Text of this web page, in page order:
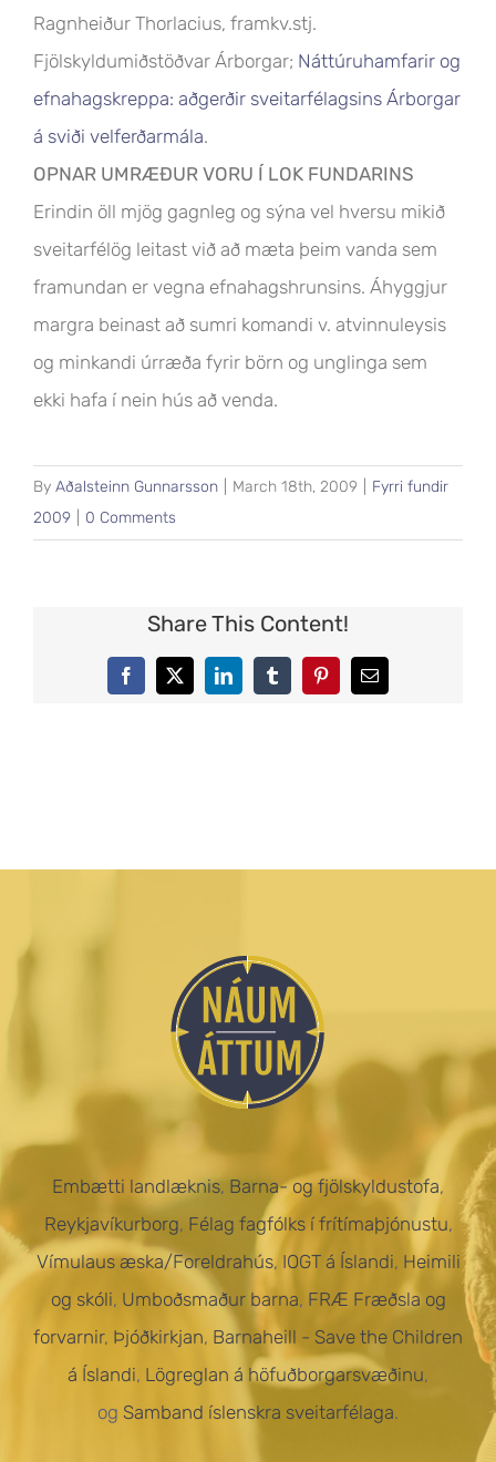
Ragnheiður Thorlacius, framkv.stj.
Fjölskyldumiðstöðvar Árborgar; Náttúruhamfarir og
efnahagskreppa: aðgerðir sveitarfélagsins Árborgar
á sviði velferðarmála.
OPNAR UMRÆÐUR VORU Í LOK FUNDARINS
Erindin öll mjög gagnleg og sýna vel hversu mikið
sveitarfélög leitast við að mæta þeim vanda sem
framundan er vegna efnahagshrunsins. Áhyggjur
margra beinast að sumri komandi v. atvinnuleysis
og minkandi úrræða fyrir börn og unglinga sem
ekki hafa í nein hús að venda.
By Aðalsteinn Gunnarsson March 18th, 2009
Fyrri fundir
2009
0 Comments
Share This Content!
Facebook
X LinkedInTumblrPinterestEmail
Embætti landlæknis, Barna- og fjölskyldustofa,
Reykjavíkurborg, Félag fagfólks í frítímaþjónustu,
Vímulaus æska/Foreldrahús, IOGT á Íslandi, Heimili
og skóli, Umboðsmaður barna, FRÆ Fræðsla og
forvarnir, Þjóðkirkjan, Barnaheill - Save the Children
á Íslandi, Lögreglan á höfuðborgarsvæðinu,
og Samband íslenskra sveitarfélaga.